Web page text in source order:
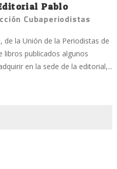
Pablo
Cubaperiodistas
de la Unión de la Periodistas de
libros publicados algunos
en la sede de la editorial,...